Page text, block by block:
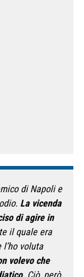
di Napoli e
La vicenda
di agire in
il quale era
voluta
volevo che